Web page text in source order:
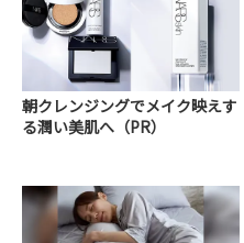
朝クレンジングでメイク映えす
る潤い美肌へ（PR）